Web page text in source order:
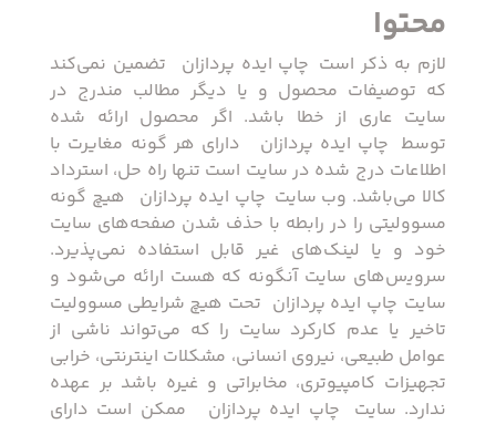
محتوا
لازم به ذکر است ‏ چاپ ایده پردازان ‏ تضمین نمی‏‌کند
که توصیفات محصول و یا دیگر مطالب مندرج در
سایت عاری از خطا باشد. اگر محصول ارائه شده
توسط ‏ چاپ ایده پردازان ‏ دارای هر گونه مغایرت با
اطلاعات درج شده در سایت است تنها راه حل، استرداد
کالا می‌باشد. وب ‏‌سایت ‏ چاپ ایده پردازان ‏ هیچ گونه
مسوولیتی را در رابطه با حذف شدن صفحه‏‌های سایت
خود و یا لینک‏‌های غیر قابل استفاده نمی‌‏پذیرد.
سروﻳس‌‏های سایت آن‏گونه که هست ارائه می‏‌شود و
سایت ‏ چاپ ایده پردازان ‏ تحت هیچ شرایطی مسوولیت
تاخیر یا عدم کارکرد سایت را که می‌تواند ناشى از
عوامل طبیعى، نیروى انسانی، مشکلات اینترنتى، خرابی
تجهیزات کامپیوترى، مخابراتى و غیره باشد بر عهده
ندارد. سایت ‏ چاپ ایده پردازان ‏ ممکن است دارای